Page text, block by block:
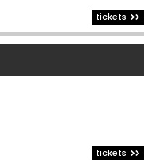
tickets
tickets